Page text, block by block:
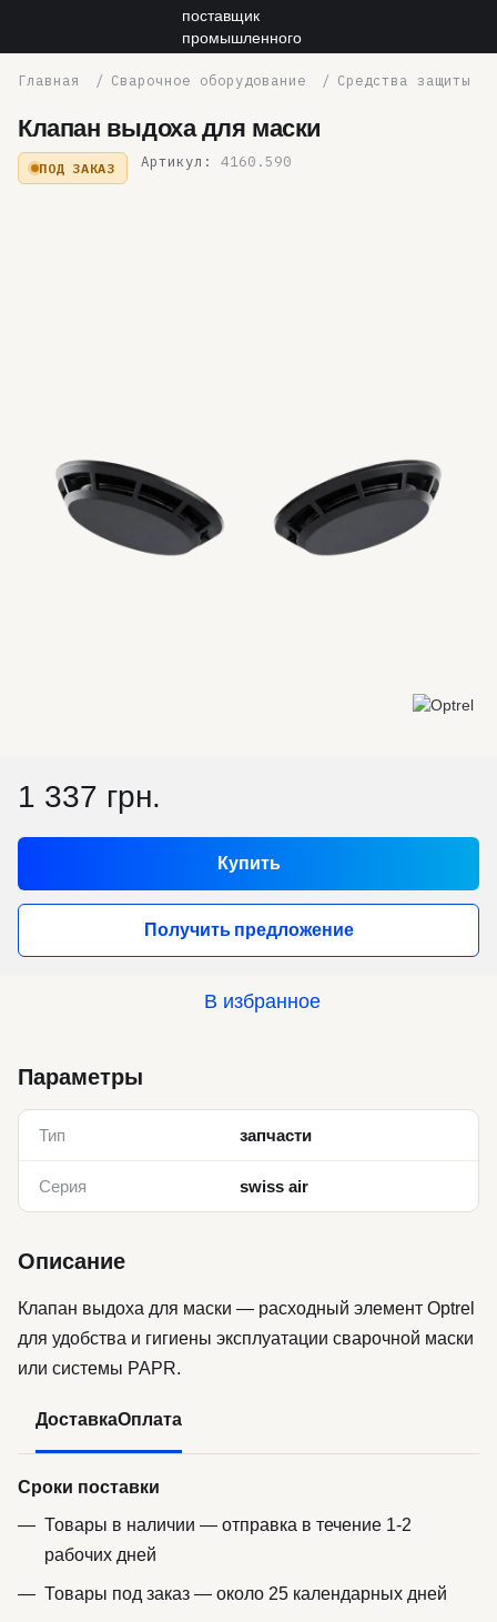
Сварочное оборудование Средства защиты
Клапан выдоха для маски
ПОД ЗАКАЗ Артикул: 4160.590
1 337 грн.
Купить
Получить предложение
В избранное
Параметры
Тип запчасти
Серия swiss air
Описание
Клапан выдоха для маски — расходный элемент Optrel
для удобства и гигиены эксплуатации сварочной маски
или системы PAPR.
ДоставкаОплата
Сроки поставки
Товары в наличии — отправка в течение 1-2
рабочих дней
Товары под заказ — около 25 календарных дней